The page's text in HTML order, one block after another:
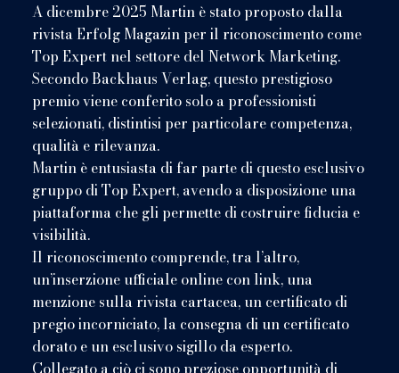
A dicembre 2025 Martin è stato proposto dalla
rivista Erfolg Magazin per il riconoscimento come
Top Expert nel settore del Network Marketing.
Secondo Backhaus Verlag, questo prestigioso
premio viene conferito solo a professionisti
selezionati, distintisi per particolare competenza,
qualità e rilevanza.
Martin è entusiasta di far parte di questo esclusivo
gruppo di Top Expert, avendo a disposizione una
piattaforma che gli permette di costruire fiducia e
visibilità.
Il riconoscimento comprende, tra l’altro,
un’inserzione ufficiale online con link, una
menzione sulla rivista cartacea, un certificato di
pregio incorniciato, la consegna di un certificato
dorato e un esclusivo sigillo da esperto.